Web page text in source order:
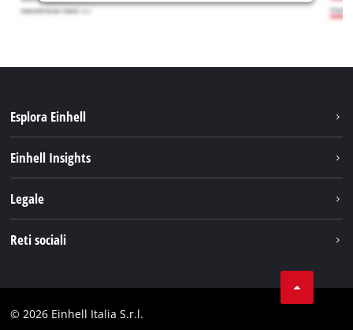
Esplora Einhell
Chi siamo
Einhell Insights
Einhell prodotti
Legale
Comformità
Reti sociali
Linkedin
© 2026 Einhell Italia S.r.l.